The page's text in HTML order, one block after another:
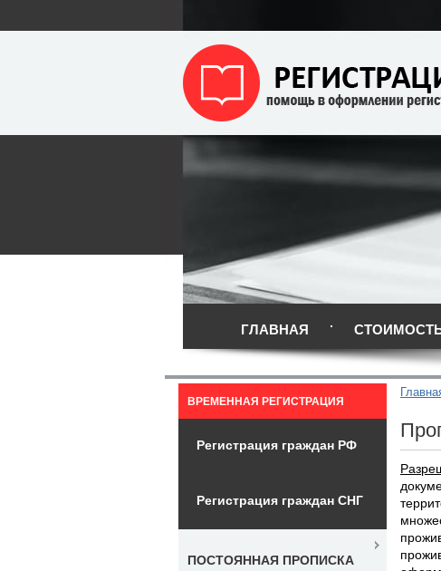
ГЛАВНАЯ
ВРЕМЕННАЯ РЕГИСТРАЦИЯ
Регистрация граждан РФ
Регистрация граждан СНГ
ПОСТОЯННАЯ ПРОПИСКА